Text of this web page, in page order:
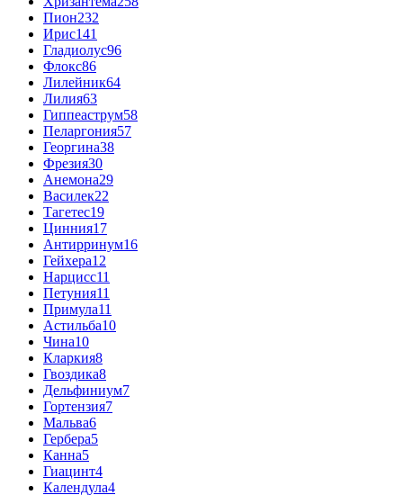
Пион232
Ирис141
Гладиолус96
Флокс86
Лилейник64
Лилия63
Гиппеаструм58
Пеларгония57
Георгина38
Фрезия30
Анемона29
Василек22
Тагетес19
Цинния17
Антирринум16
Гейхера12
Нарцисс11
Петуния11
Примула11
Астильба10
Чина10
Кларкия8
Гвоздика8
Дельфиниум7
Гортензия7
Мальва6
Гербера5
Канна5
Гиацинт4
Календула4